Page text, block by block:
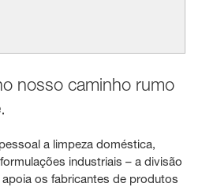
nosso caminho rumo
a limpeza doméstica,
industriais – a divisão
os fabricantes de produtos